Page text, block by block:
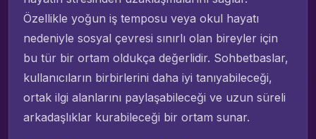
Özellikle yoğun iş temposu veya okul hayatı
nedeniyle sosyal çevresi sınırlı olan bireyler için
bu tür bir ortam oldukça değerlidir. Sohbetbaslar,
kullanıcıların birbirlerini daha iyi tanıyabileceği,
ortak ilgi alanlarını paylaşabileceği ve uzun süreli
arkadaşlıklar kurabileceği bir ortam sunar.